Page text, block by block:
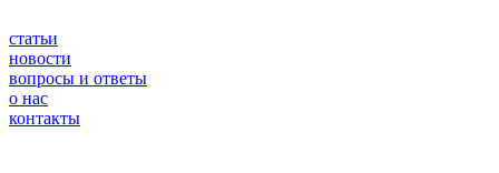
статьи
новости
вопросы и ответы
о нас
контакты